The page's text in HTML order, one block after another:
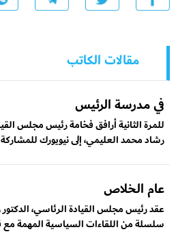
مقالات الكاتب
في مدرسة الرئيس
للمرة الثانية أرافق فخامة رئيس مجلس
رشاد محمد العليمي، إلى نيويورك
عام الخلاص
عقد رئيس مجلس القيادة الرئاسي،
سلسلة من اللقاءات السياسية المهمة مع